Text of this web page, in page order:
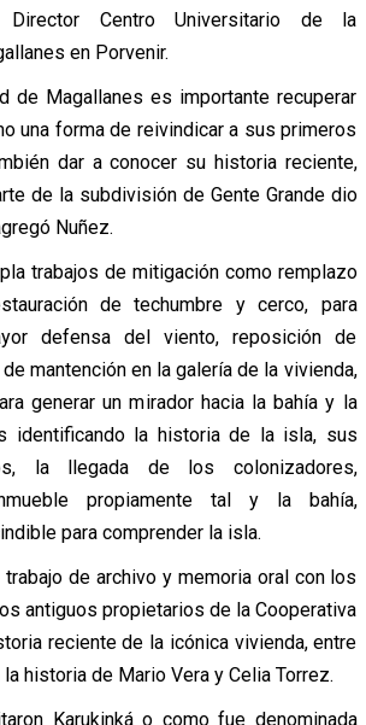
Director Centro Universitario de la
en Porvenir.
de Magallanes es importante recuperar
una forma de reivindicar a sus primeros
dar a conocer su historia reciente,
de la subdivisión de Gente Grande dio
Nuñez.
trabajos de mitigación como remplazo
de techumbre y cerco, para
defensa del viento, reposición de
mantención en la galería de la vivienda,
generar un mirador hacia la bahía y la
identificando la historia de la isla, sus
la llegada de los colonizadores,
propiamente tal y la bahía,
para comprender la isla.
de archivo y memoria oral con los
antiguos propietarios de la Cooperativa
reciente de la icónica vivienda, entre
historia de Mario Vera y Celia Torrez.
Karukinká o como fue denominada